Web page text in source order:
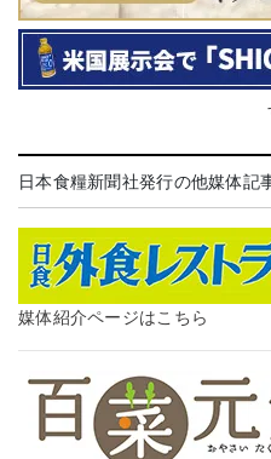
日本食糧新聞社発行の他媒体記
媒体紹介ページはこちら